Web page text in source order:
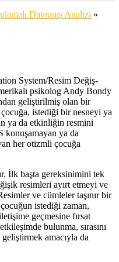
Davranış Analizi »
System/Resim Değiş-
psikolog Andy Bondy
geliştirilmiş olan bir
istediği bir nesneyi ya
ya da etkinliğin resmini
konuşamayan ya da
her otizmli çocuğa
İlk başta gereksinimini tek
resimleri ayırt etmeyi ve
ve cümleler taşınır bir
istediği zaman,
geçmesine fırsat
bulunma, sırasını
amacıyla da